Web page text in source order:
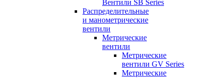
Вентили SB Series
Распределительные
и манометрические
вентили
Метрические
вентили
Метрические
вентили GV Series
Метрические